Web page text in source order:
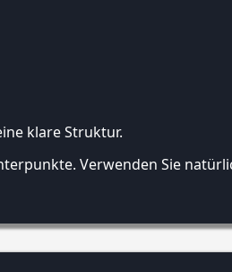
klare Struktur.
Verwenden Sie